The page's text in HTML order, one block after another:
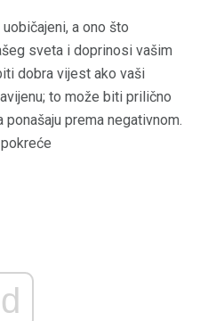
a ono što
sveta i doprinosi vašim
dobra vijest ako vaši
to može biti prilično
prema negativnom.